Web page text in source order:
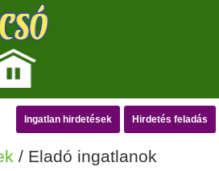
Ingatlan hirdetések Hirdetés feladás
/ Eladó ingatlanok